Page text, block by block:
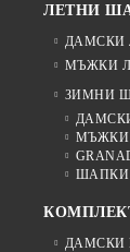
ЛЕТНИ
ДАМСКИ
МЪЖКИ
ЗИМНИ
ШАПКИ
ДАМСКИ